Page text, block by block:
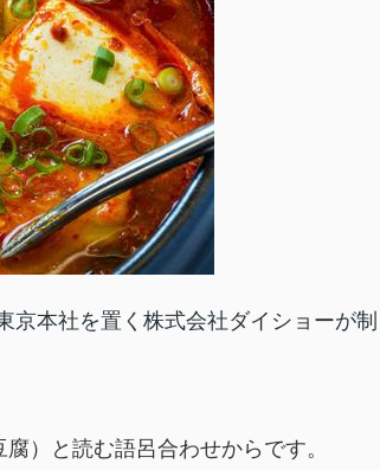
本社を置く株式会社ダイショーが制
）と読む語呂合わせからです。